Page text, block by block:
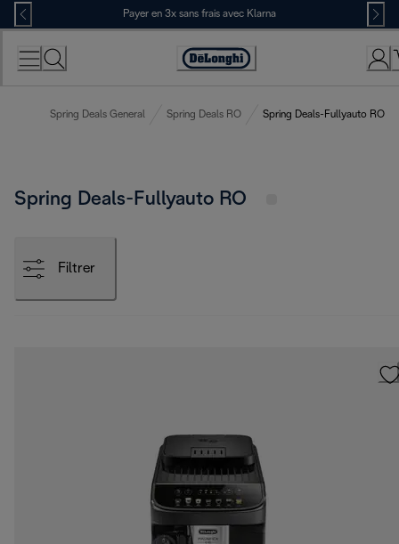
Skip
to
Content
Payer en 3x sans frais avec Klarna
Déclaration
Spring Deals General Spring Deals RO Spring Deals-Fullyauto RO
Spring Deals-Fullyauto RO
Filtrer